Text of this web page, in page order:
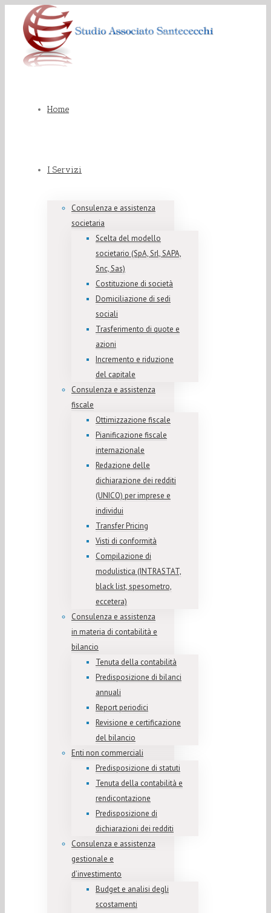
Home
I Servizi
Consulenza e assistenza
societaria
Scelta del modello
societario (SpA, Srl, SAPA,
Snc, Sas)
Costituzione di società
Domiciliazione di sedi
sociali
Trasferimento di quote e
azioni
Incremento e riduzione
del capitale
Consulenza e assistenza
fiscale
Ottimizzazione fiscale
Pianificazione fiscale
internazionale
Redazione delle
dichiarazione dei redditi
(UNICO) per imprese e
individui
Transfer Pricing
Visti di conformità
Compilazione di
modulistica (INTRASTAT,
black list, spesometro,
eccetera)
Consulenza e assistenza
in materia di contabilità e
bilancio
Tenuta della contabilità
Predisposizione di bilanci
annuali
Report periodici
Revisione e certificazione
del bilancio
Enti non commerciali
Predisposizione di statuti
Tenuta della contabilità e
rendicontazione
Predisposizione di
dichiarazioni dei redditi
Consulenza e assistenza
gestionale e
d’investimento
Budget e analisi degli
scostamenti